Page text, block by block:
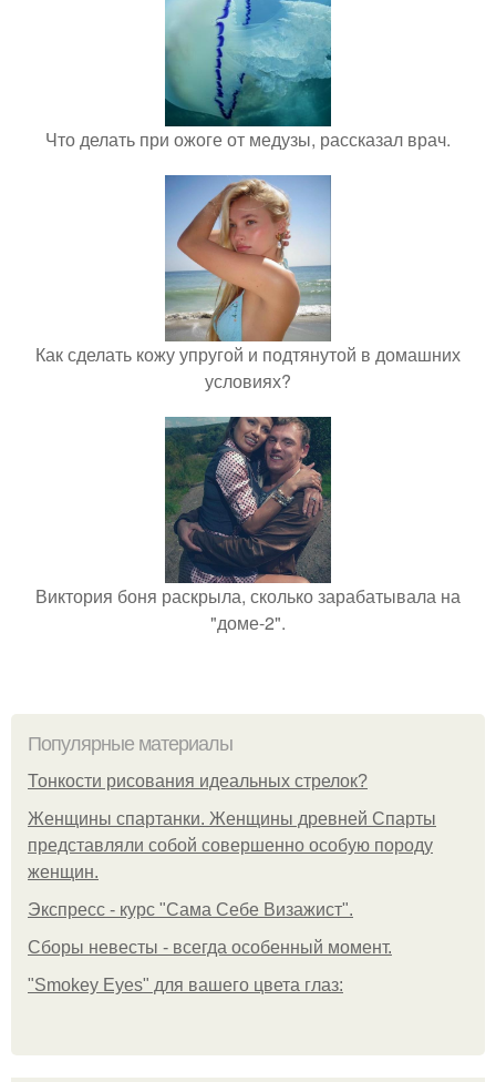
Что делать при ожоге от медузы, рассказал врач.
Как сделать кожу упругой и подтянутой в домашних
условиях?
Виктория боня раскрыла, сколько зарабатывала на
"доме-2".
Популярные материалы
Тонкости рисования идеальных стрелок?
Женщины спартанки. Женщины древней Спарты
представляли собой совершенно особую породу
женщин.
Экспресс - курс "Сама Себе Визажист".
Сборы невесты - всегда особенный момент.
"Smokey Eyes" для вашего цвета глаз: